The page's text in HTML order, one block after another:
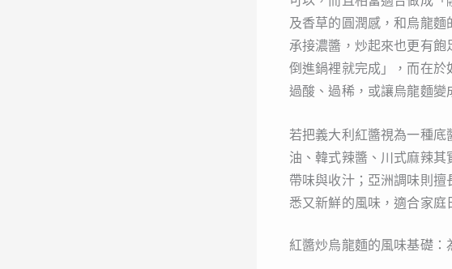
及香草的圓潤感，和烏龍
承接濃醬，炒起來也更有
倒進鍋裡就完成」，而在
過酸、過稀，或讓烏龍麵變
若把義大利紅醬視為一種
油、韓式辣醬、川式麻辣
帶味與收汁；亞洲調味則
悉又新鮮的風味，適合家庭
紅醬炒烏龍麵的風味基礎：